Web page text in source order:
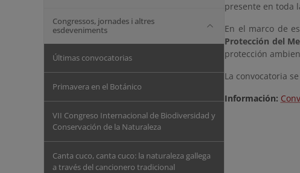
Congressos, jornades i altres
esdeveniments
Últimas convocatorias
Primavera en el Botánico
VII Congreso Internacional de Biodiversidad y
Conservación de la Naturaleza
Canta cuco, canta cuco: la naturaleza gallega
a través del cancionero tradicional
presente en toda
En el marco de
Protección del
protección
La convocatoria
Información: